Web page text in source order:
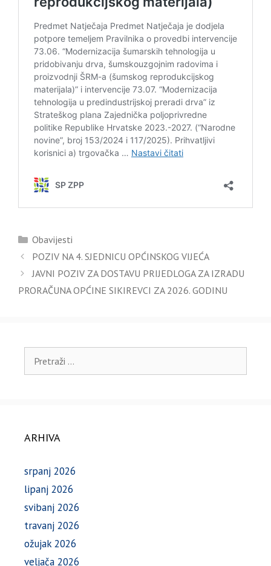
Kategorije
Obavijesti
POZIV NA 4. SJEDNICU OPĆINSKOG VIJEĆA
JAVNI POZIV ZA DOSTAVU PRIJEDLOGA ZA IZRADU
PRORAČUNA OPĆINE SIKIREVCI ZA 2026. GODINU
ARHIVA
srpanj 2026
lipanj 2026
svibanj 2026
travanj 2026
ožujak 2026
veljača 2026